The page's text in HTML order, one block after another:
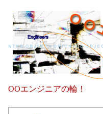
OOエンジニアの輪！